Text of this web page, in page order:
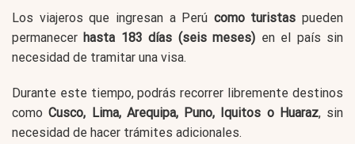
Los viajeros que ingresan a Perú como turistas pueden
permanecer hasta 183 días (seis meses) en el país sin
necesidad de tramitar una visa.
Durante este tiempo, podrás recorrer libremente destinos
comoCusco, Lima, Arequipa, Puno, Iquitos o Huaraz, sin
necesidad de hacer trámites adicionales.